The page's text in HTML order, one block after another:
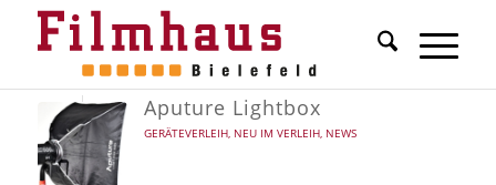
Aputure Lightbox
GERÄTEVERLEIH, NEU IM VERLEIH, NEWS